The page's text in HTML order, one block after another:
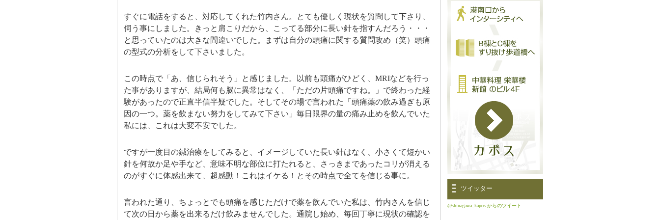
すぐに電話をすると、対応してくれた竹内さん。とても優しく現状を質問して下さり、
伺う事にしました。きっと肩こりだから、こってる部分に長い針を指すんだろう・・・
と思っていたのは大きな間違いでした。まずは自分の頭痛に関する質問攻め（笑）頭痛
の型式の分析をして下さいました。
この時点で「あ、信じられそう」と感じました。以前も頭痛がひどく、MRIなどを行っ
た事がありますが、結局何も脳に異常はなく、「ただの片頭痛ですね。」で終わった経
験があったので正直半信半疑でした。そしてその場で言われた「頭痛薬の飲み過ぎも原
因の一つ。薬を飲まない努力をしてみて下さい」毎日限界の量の痛み止めを飲んでいた
私には、これは大変不安でした。
ですが一度目の鍼治療をしてみると、イメージしていた長い針はなく、小さくて短かい
針を何故か足や手など、意味不明な部位に打たれると、さっきまであったコリが消える
のがすぐに体感出来て、超感動！これはイケる！とその時点で全てを信じる事に。
言われた通り、ちょっとでも頭痛を感じただけで薬を飲んでいた私は、竹内さんを信じ
て次の日から薬を出来るだけ飲みませんでした。通院し始め、毎回丁寧に現状の確認を
ツイッター
@shinagawa_kapos からのツイート